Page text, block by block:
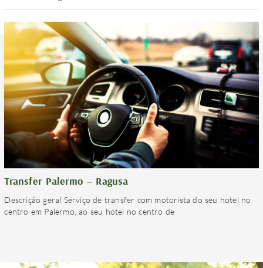
Transfer Palermo – Ragusa
Descrição geral Serviço de transfer com motorista do seu hotel no
centro em Palermo, ao seu hotel no centro de